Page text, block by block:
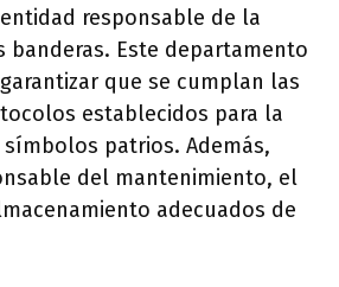
responsable de la
banderas. Este departamento
que se cumplan las
establecidos para la
patrios. Además,
del mantenimiento, el
adecuados de